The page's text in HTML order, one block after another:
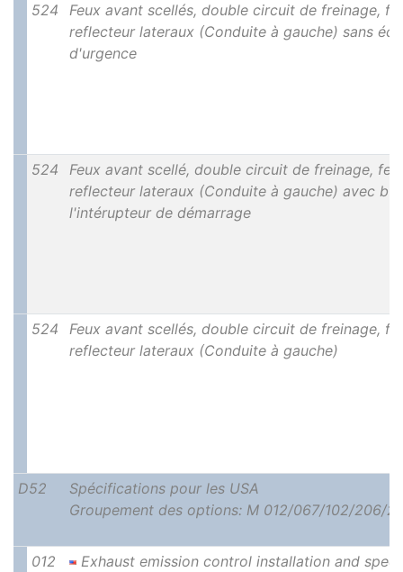
524
Feux avant scellés, double circuit de freinage,
reflecteur lateraux (Conduite à gauche) sans
d'urgence
524
Feux avant scellé, double circuit de freinage,
reflecteur lateraux (Conduite à gauche) avec
l'intérupteur de démarrage
524
Feux avant scellés, double circuit de freinage,
reflecteur lateraux (Conduite à gauche)
D52
Spécifications pour les USA
Groupement des options: M 012/067/102/206/
012
Exhaust emission control installation and